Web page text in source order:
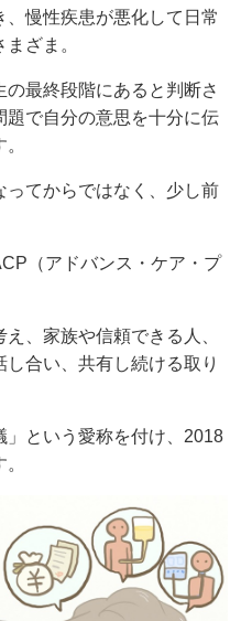
慢性疾患が悪化して日常
ざま。
最終段階にあると判断さ
題で自分の意思を十分に伝
ってからではなく、少し前
（アドバンス・ケア・プ
、家族や信頼できる人、
合い、共有し続ける取り
」という愛称を付け、2018